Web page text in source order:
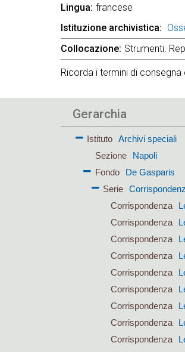
Lingua francese
Istituzione archivistica
Collocazione Strumenti.
Ricorda i termini di
Gerarchia
Istituto
Archivi speciali
Sezione
Napoli
Fondo
De Gasparis
Serie
Corrispondenza
Corrispondenza
Corrispondenza
Corrispondenza
Corrispondenza
Corrispondenza
Corrispondenza
Corrispondenza
Corrispondenza